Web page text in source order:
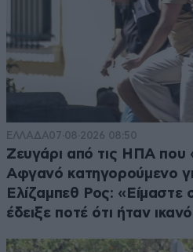
ΕΛΛΑΔΑ07·08·2026 08:50
Ζευγάρι από τις ΗΠΑ που
Αφγανό κατηγορούμενο
Ελίζαμπεθ Ρος: «Είμαστε
έδειξε ποτέ ότι ήταν